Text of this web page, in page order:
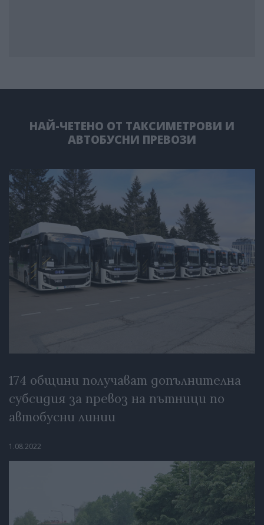
НАЙ-ЧЕТЕНО ОТ ТАКСИМЕТРОВИ И
АВТОБУСНИ ПРЕВОЗИ
174 общини получават допълнителна
субсидия за превоз на пътници по
автобусни линии
1.08.2022